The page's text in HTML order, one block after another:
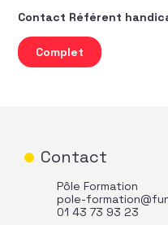
Contact Référent
quantité de
Complet
Contact
Pôle Formation
pole-
01 43 73 93 23